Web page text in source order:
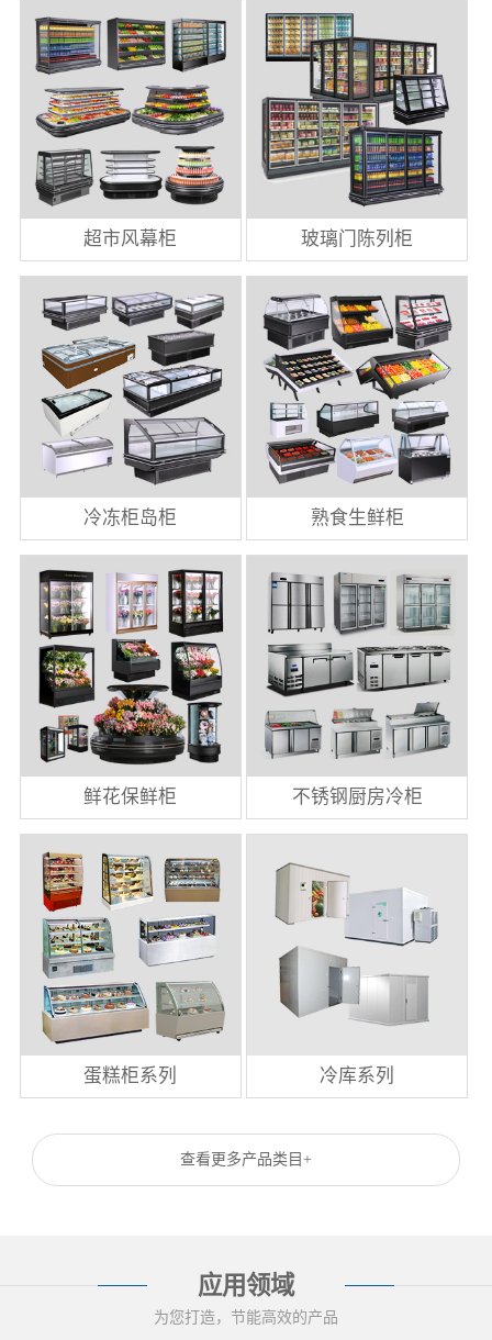
超市风幕柜 玻璃门陈列柜
冷冻柜岛柜 熟食生鲜柜
鲜花保鲜柜 不锈钢厨房冷柜
蛋糕柜系列 冷库系列
查看更多产品类目+
应用领域
为您打造，节能高效的产品